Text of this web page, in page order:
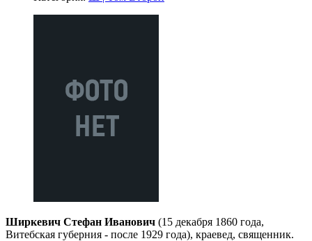
Ширкевич Стефан Иванович (15 декабря 1860 года,
Витебская губерния - после 1929 года), краевед, священник.